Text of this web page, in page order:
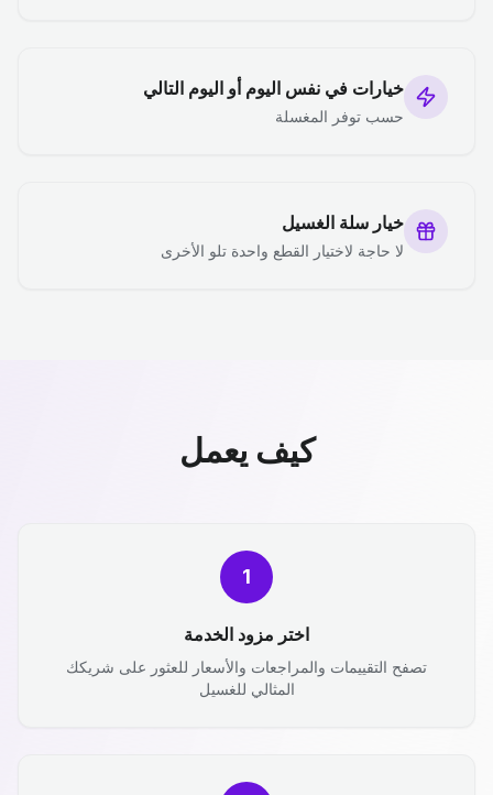
خيارات في نفس اليوم أو اليوم التالي
حسب توفر المغسلة
خيار سلة الغسيل
لا حاجة لاختيار القطع واحدة تلو الأخرى
كيف يعمل
1
اختر مزود الخدمة
تصفح التقييمات والمراجعات والأسعار للعثور على شريكك
المثالي للغسيل